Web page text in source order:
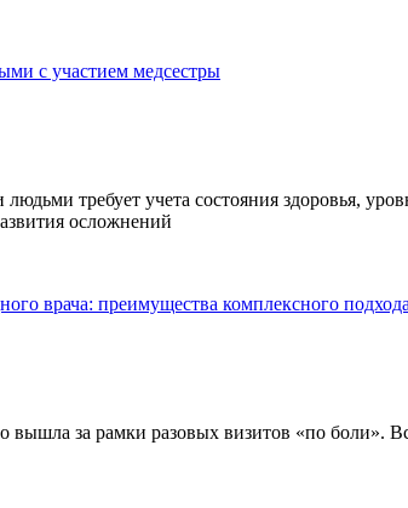
с участием медсестры
требует учета состояния здоровья,
осложнений
врача: преимущества комплексного подхода
вышла за рамки разовых визитов «по